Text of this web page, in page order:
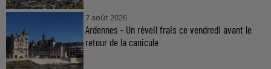
7 août 2026
Ardennes - Un réveil frais ce vendredi avant le
retour de la canicule